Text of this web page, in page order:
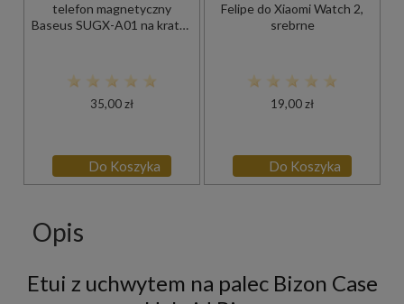
telefon magnetyczny
Baseus SUGX-A01 na kratkę
35,00 zł
Do Koszyka
Felipe do Xiaomi Watch 2,
srebrne
19,00 zł
Do Koszyka
Opis
Etui z uchwytem na palec Bizon Case